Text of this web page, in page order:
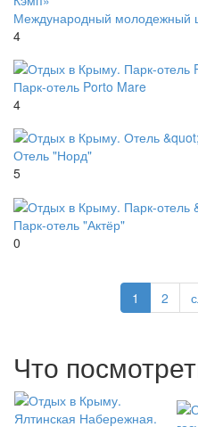
Международный молодежный
4
Парк-отель Porto Mare
4
Отель "Норд"
5
Парк-отель "Актёр"
0
1 2
Что